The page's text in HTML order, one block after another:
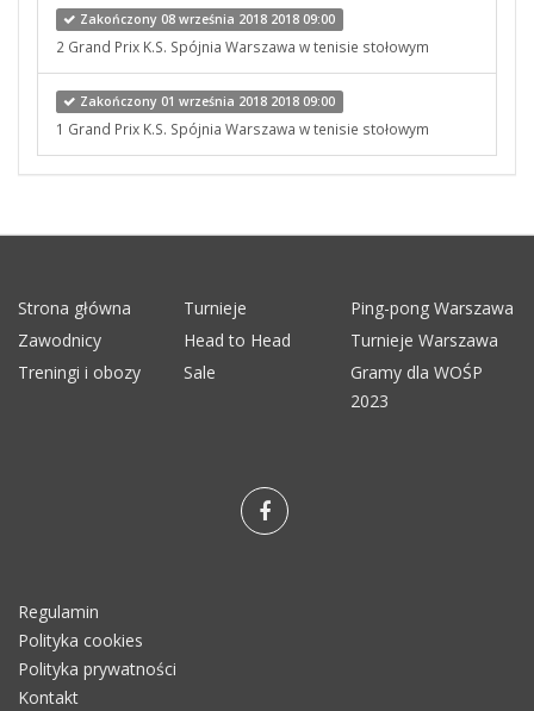
Zakończony 08 września 2018 2018 09:00
2 Grand Prix K.S. Spójnia Warszawa w tenisie stołowym
Zakończony 01 września 2018 2018 09:00
1 Grand Prix K.S. Spójnia Warszawa w tenisie stołowym
Strona główna Turnieje
Ping-pong Warszawa
Zawodnicy
Head to Head
Turnieje Warszawa
Treningi i obozy
Sale
Gramy dla WOŚP
2023
Regulamin
Polityka cookies
Polityka prywatności
Kontakt